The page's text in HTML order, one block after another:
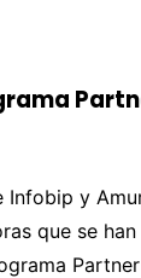
Infobip y
que se